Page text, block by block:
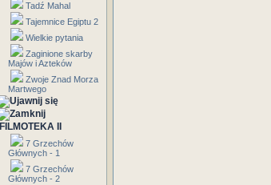
Tadź Mahal
Tajemnice Egiptu 2
Wielkie pytania
Zaginione skarby
Majów i Azteków
Zwoje Znad Morza
Martwego
FILMOTEKA II
7 Grzechów
Głównych - 1
7 Grzechów
Głównych - 2